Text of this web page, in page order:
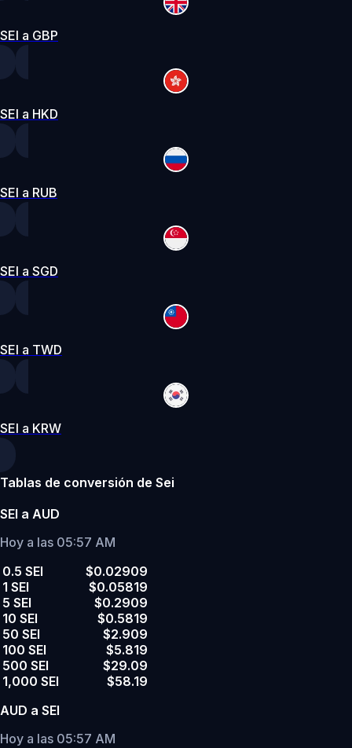
SEI a GBP
SEI a HKD
SEI a RUB
SEI a SGD
SEI a TWD
SEI a KRW
Tablas de conversión de Sei
SEI a AUD
Hoy a las 05:57 AM
0.5 SEI
$0.02909
1 SEI
$0.05819
5 SEI
$0.2909
10 SEI
$0.5819
50 SEI
$2.909
100 SEI
$5.819
500 SEI
$29.09
1,000 SEI
$58.19
AUD a SEI
Hoy a las 05:57 AM